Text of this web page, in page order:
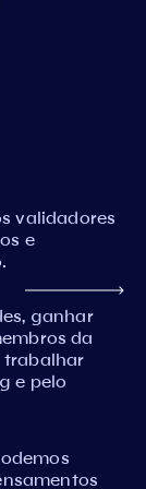
validadores
e
ganhar
da
trabalhar
e pelo